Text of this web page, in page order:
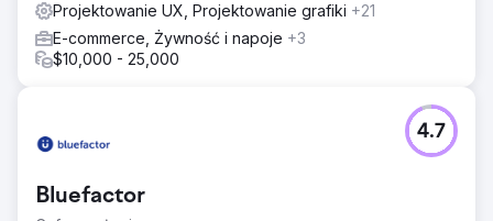
Projektowanie UX, Projektowanie grafiki +21
E-commerce, Żywność i napoje +3
$10,000 - 25,000
Bluefactor
4.7